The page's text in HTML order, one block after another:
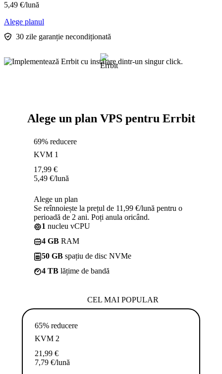
5,49 €/lună
Alege planul
30 zile garanție necondiționată
Alege un plan VPS pentru Errbit
69% reducere
KVM 1
17,99 €
5,49 €/lună
Alege un plan
Se reînnoiește la prețul de 11,99 €/lună pentru o
perioadă de 2 ani. Poți anula oricând.
1 nucleu vCPU
4 GB RAM
50 GB spațiu de disc NVMe
4 TB lățime de bandă
CEL MAI POPULAR
65% reducere
KVM 2
21,99 €
7,79 €/lună